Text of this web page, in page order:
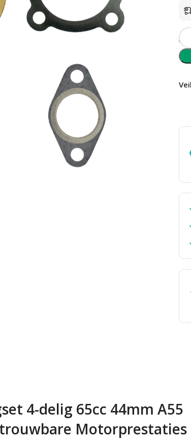
4-delig 65cc 44mm A55
Motorprestaties